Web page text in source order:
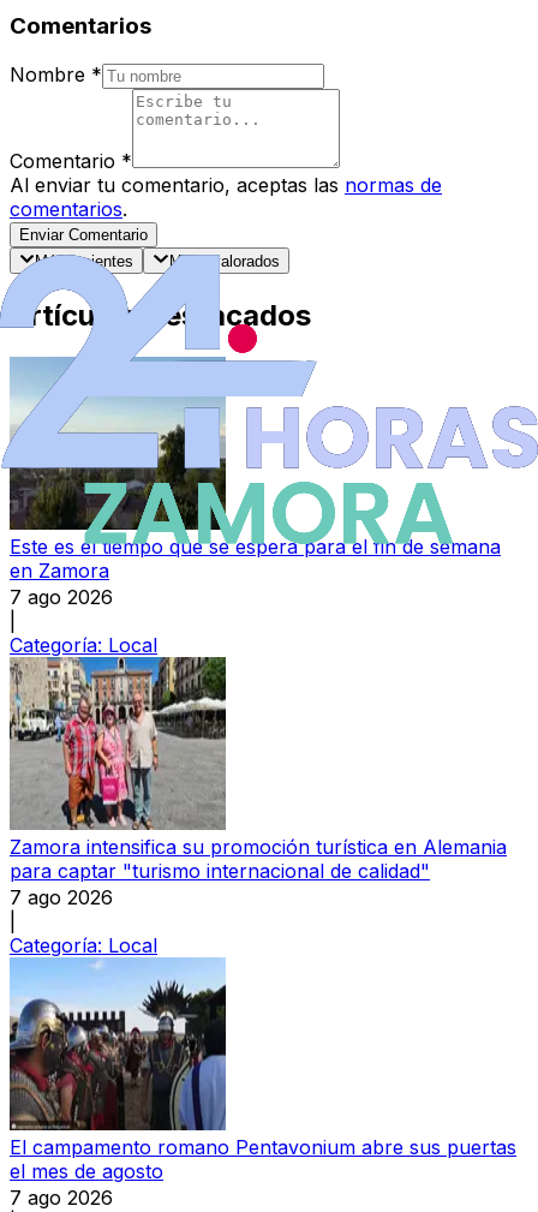
Comentarios
Nombre *
Comentario *
Al enviar tu comentario, aceptas las normas de
comentarios.
Enviar Comentario
Más recientes
Mejor valorados
Artículos Destacados
Este es el tiempo que se espera para el fin de semana
en Zamora
7 ago 2026
Categoría: Local
Zamora intensifica su promoción turística en Alemania
para captar "turismo internacional de calidad"
7 ago 2026
Categoría: Local
El campamento romano Pentavonium abre sus puertas
el mes de agosto
7 ago 2026